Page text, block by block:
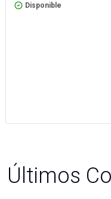
Disponible
Últimos